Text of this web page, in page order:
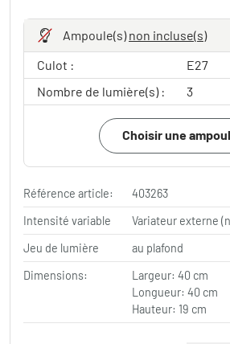
Ampoule(s)non incluse(s)
Culot :
E27
Nombre de lumière(s) :
3
Choisir une
Référence article:
403263
Intensité variable
Variateur externe
Jeu de lumière
au plafond
Dimensions:
Largeur: 40 cm
Longueur: 40 cm
Hauteur: 19 cm